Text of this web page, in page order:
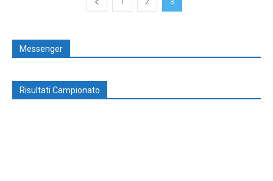
Messenger
Risultati Campionato